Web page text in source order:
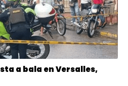
a bala en Versalles,